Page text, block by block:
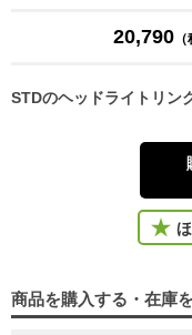
20,790
STDのヘッドライトリン
商品を購入する・在庫